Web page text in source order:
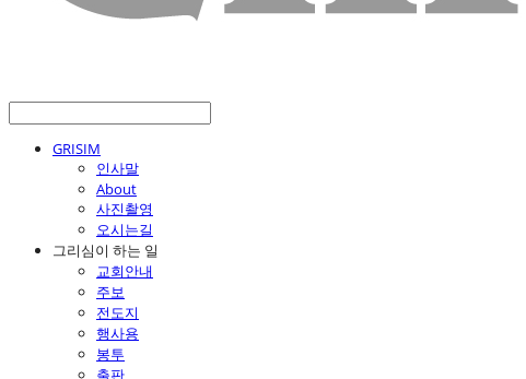
GRISIM
인사말
About
사진촬영
오시는길
그리심이 하는 일
교회안내
주보
전도지
행사용
봉투
출판